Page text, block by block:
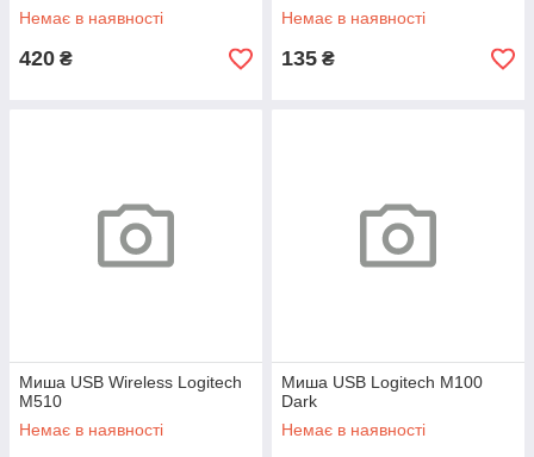
Немає в наявності
420 ₴
Немає в наявності
135 ₴
Миша USB Wireless Logitech
M510
Немає в наявності
Миша USB Logitech M100
Dark
Немає в наявності